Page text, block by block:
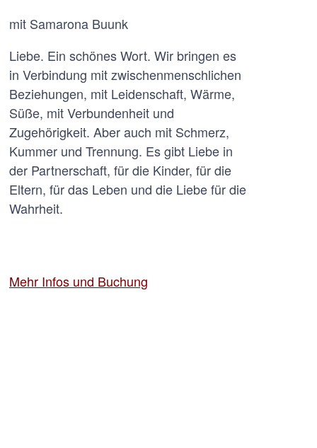
mit Samarona Buunk
Liebe. Ein schönes Wort. Wir bringen es
in Verbindung mit zwischenmenschlichen
Beziehungen, mit Leidenschaft, Wärme,
Süße, mit Verbundenheit und
Zugehörigkeit. Aber auch mit Schmerz,
Kummer und Trennung. Es gibt Liebe in
der Partnerschaft, für die Kinder, für die
Eltern, für das Leben und die Liebe für die
Wahrheit.
Mehr Infos und Buchung